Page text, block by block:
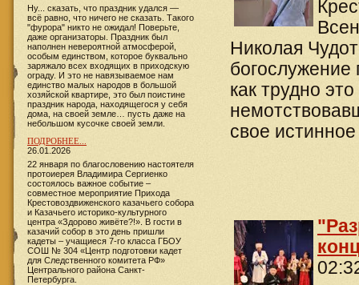
Николая
как трудно
свое
Ну... сказать, что праздник удался —
всё равно, что ничего не сказать. Такого
"фурора" никто не ожидал! Поверьте,
даже организаторы. Праздник был
наполнен невероятной атмосферой,
особым единством, которое буквально
заряжало всех входящих в приходскую
ограду. И это не навязываемое нам
единство малых народов в большой
хозяйской квартире, это был поистине
праздник народа, находящегося у себя
дома, на своей земле… пусть даже на
небольшом кусочке своей земли.
ПОДРОБНЕЕ...
26.01.2026
22 января по благословению настоятеля
протоиерея Владимира Сергиенко
состоялось важное событие –
совместное мероприятие Прихода
Крестовоздвиженского казачьего собора
и Казачьего историко-культурного
центра «Здорово живёте?!». В гости в
казачий собор в это день пришли
кадеты – учащиеся 7-го класса ГБОУ
СОШ № 304 «Центр подготовки кадет
для Следственного комитета РФ»
Центрального района Санкт-
Петербурга.